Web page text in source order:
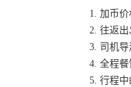
1. 加币价
2. 往返出
3. 司机导
4. 全程餐
5. 行程中